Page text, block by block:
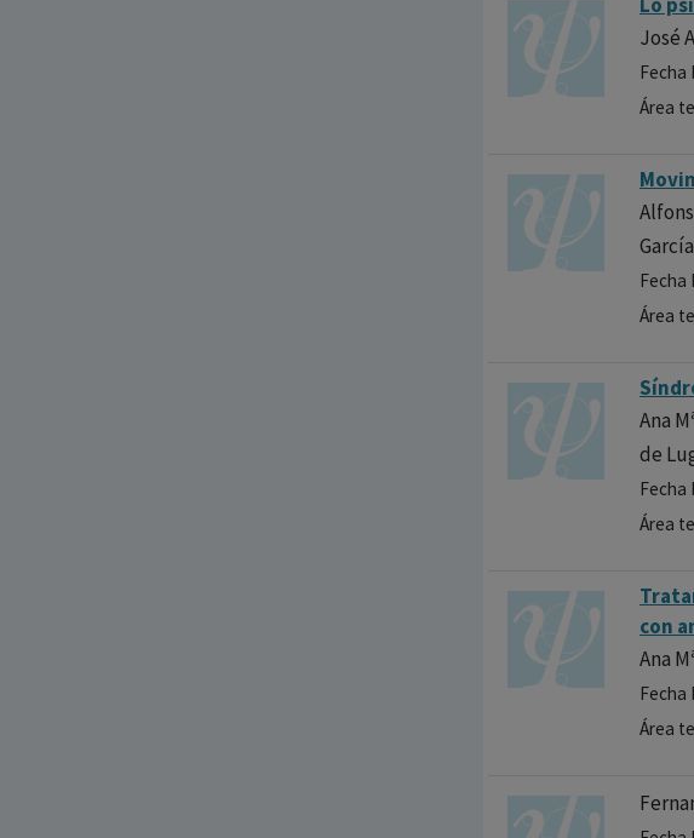
José
Fecha
Área
Fecha
Área
Ana
de
Fecha
Área
con
Ana
Fecha
Área